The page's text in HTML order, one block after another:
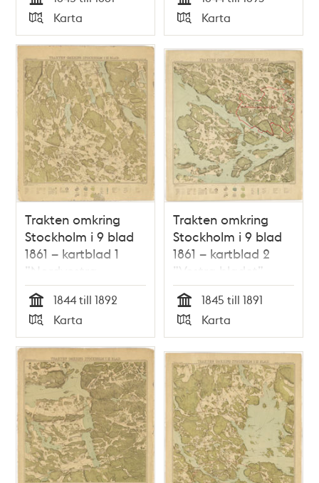
Tid
Typ
Karta Tid
Typ
Karta
Trakten omkring
Stockholm i 9 blad
1861 – kartblad 1
”Nordvestra
bladet”, översett
1892
Tid
1844 till 1892
Typ
Karta
Trakten omkring
Stockholm i 9 blad
1861 – kartblad 2
”Vestra bladet”,
översett 1891
Tid
1845 till 1891
Typ
Karta